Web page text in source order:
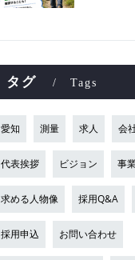
タグ Tags
愛知 測量 求人 会
代表挨拶 ビジョン 事
求める人物像 採用Q&A
採用申込 お問い合わせ